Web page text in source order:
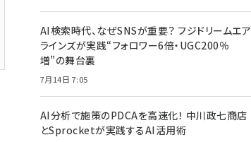
AI検索時代、なぜSNSが重要？ フジドリームエア
ラインズが実践“フォロワー6倍・UGC200％
増”の舞台裏
7月14日 7:05
AI分析で施策のPDCAを高速化！ 中川政七商店
とSprocketが実践するAI活用術